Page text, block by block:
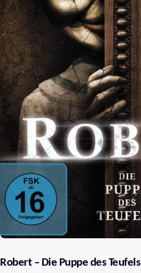
Robert – Die Puppe des Teufels